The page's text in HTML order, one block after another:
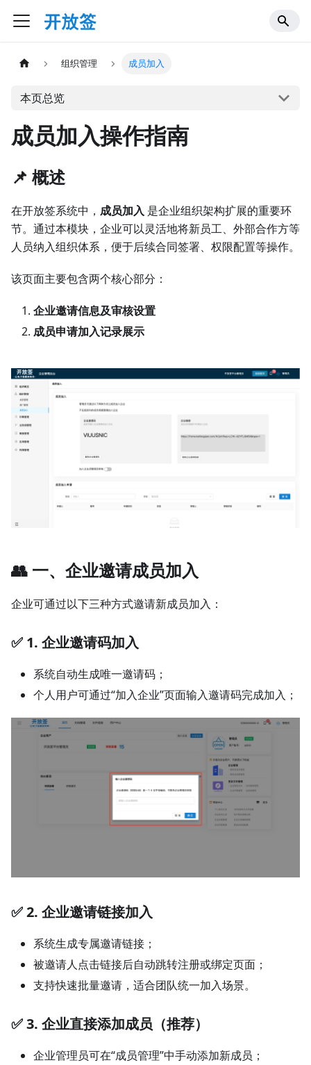
组织管理 成员加入
本页总览
成员加入操作指南
📌 概述
在开放签系统中， 成员加入 是企业组织架构扩展的重要环
节。通过本模块，企业可以灵活地将新员工、外部合作方等
人员纳入组织体系，便于后续合同签署、权限配置等操作。
该页面主要包含两个核心部分：
企业邀请信息及审核设置
成员申请加入记录展示
👥 一、企业邀请成员加入
企业可通过以下三种方式邀请新成员加入：
✅ 1. 企业邀请码加入
系统自动生成唯一邀请码；
个人用户可通过“加入企业”页面输入邀请码完成加入；
✅ 2. 企业邀请链接加入
系统生成专属邀请链接；
被邀请人点击链接后自动跳转注册或绑定页面；
支持快速批量邀请，适合团队统一加入场景。
✅ 3. 企业直接添加成员（推荐）
企业管理员可在“成员管理”中手动添加新成员；